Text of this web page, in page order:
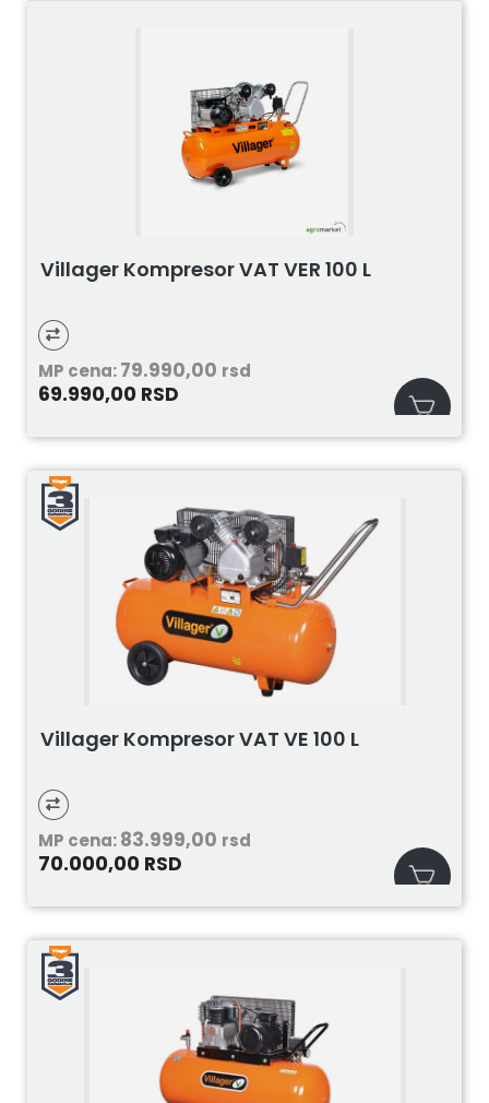
Villager Kompresor VAT VER 100 L
MP cena:79.990,00 rsd
69.990,00 RSD
Villager Kompresor VAT VE 100 L
MP cena:83.999,00 rsd
70.000,00 RSD